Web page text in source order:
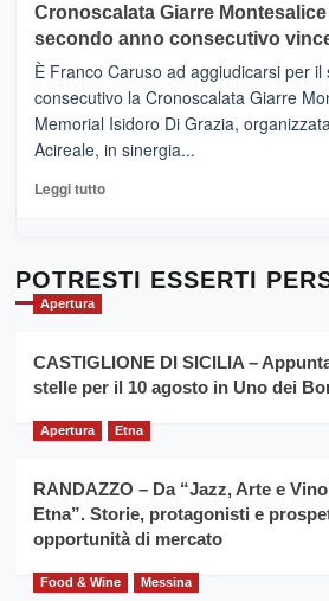
tra
sapori
vicoli
medievali
Mondello
(Palermo)
–
“E
adesso
Pasta
–
Sicilia
l’
evento
la
filiera
grano
Cronoscalata Giarre Montesalice
secondo anno consecutivo
È Franco Caruso ad aggiudicarsi per il
consecutivo la Cronoscalata Giarre
Memorial Isidoro Di Grazia,
Acireale, in sinergia...
Leggi tuttoLeggi
Cronoscalata
per
il
anno
Franco
Caruso
POTRESTI ESSERTI
Apertura
CASTIGLIONE DI SICILIA –
stelle per il 10 agosto in Uno dei
Apertura Etna
RANDAZZO – Da “Jazz, Arte e
Etna”. Storie, protagonisti e
opportunità di mercato
Food & Wine Messina